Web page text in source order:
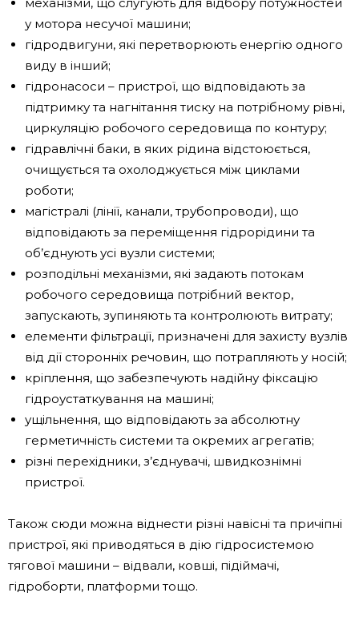
у мотора несучої машини;
гідродвигуни, які перетворюють енергію одного
виду в інший;
гідронасоси – пристрої, що відповідають за
підтримку та нагнітання тиску на потрібному рівні,
циркуляцію робочого середовища по контуру;
гідравлічні баки, в яких рідина відстоюється,
очищується та охолоджується між циклами
роботи;
магістралі (лінії, канали, трубопроводи), що
відповідають за переміщення гідрорідини та
об’єднують усі вузли системи;
розподільні механізми, які задають потокам
робочого середовища потрібний вектор,
запускають, зупиняють та контролюють витрату;
елементи фільтрації, призначені для захисту вузлів
від дії сторонніх речовин, що потрапляють у носій;
кріплення, що забезпечують надійну фіксацію
гідроустаткування на машині;
ущільнення, що відповідають за абсолютну
герметичність системи та окремих агрегатів;
різні перехідники, з’єднувачі, швидкознімні
пристрої.
Також сюди можна віднести різні навісні та причіпні
пристрої, які приводяться в дію гідросистемою
тягової машини – відвали, ковші, підіймачі,
гідроборти, платформи тощо.